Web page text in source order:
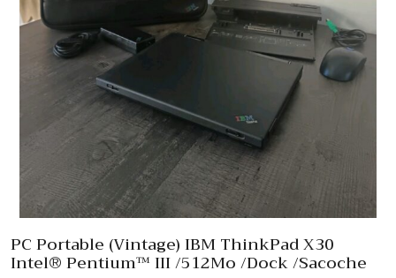
PC Portable (Vintage) IBM ThinkPad X30
Intel® Pentium™ III /512Mo /Dock /Sacoche